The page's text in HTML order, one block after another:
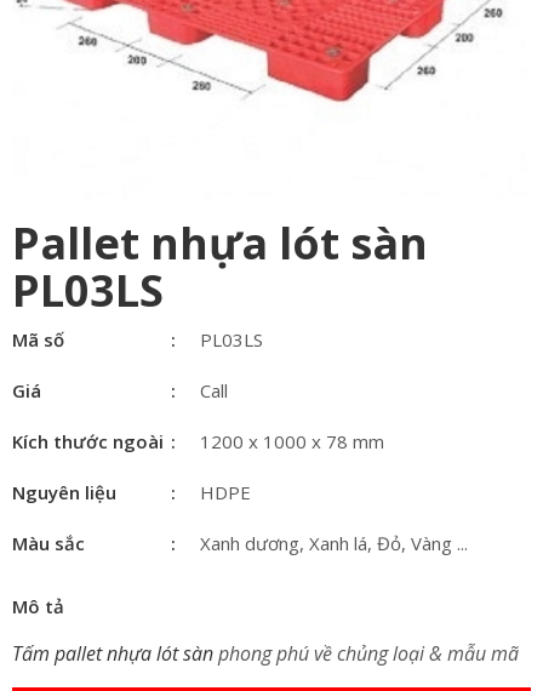
Pallet nhựa lót sàn
PL03LS
Mã số PL03LS
Giá Call
Kích thước ngoài 1200 x 1000 x 78 mm
Nguyên liệu HDPE
Màu sắc Xanh dương, Xanh lá, Đỏ, Vàng ...
Mô tả
Tấm pallet nhựa lót sànphong phú về chủng loại & mẫu mã